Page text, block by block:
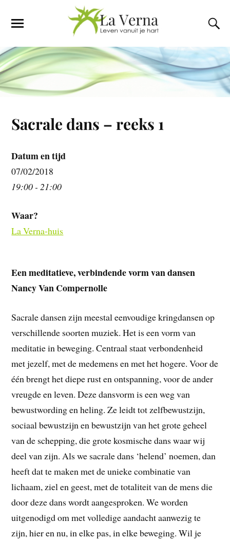
Sacrale dans – reeks 1
Datum en tijd
07/02/2018
19:00 - 21:00
Waar?
La Verna-huis
Een meditatieve, verbindende vorm van dansen
Nancy Van Compernolle
Sacrale dansen zijn meestal eenvoudige kringdansen op
verschillende soorten muziek. Het is een vorm van
meditatie in beweging. Centraal staat verbondenheid
met jezelf, met de medemens en met het hogere. Voor de
één brengt het diepe rust en ontspanning, voor de ander
vreugde en leven. Deze dansvorm is een weg van
bewustwording en heling. Ze leidt tot zelfbewustzijn,
sociaal bewustzijn en bewustzijn van het grote geheel
van de schepping, die grote kosmische dans waar wij
deel van zijn. Als we sacrale dans ‘helend’ noemen, dan
heeft dat te maken met de unieke combinatie van
lichaam, ziel en geest, met de totaliteit van de mens die
door deze dans wordt aangesproken. We worden
uitgenodigd om met volledige aandacht aanwezig te
zijn, hier en nu, in elke pas, in elke beweging. Wil je